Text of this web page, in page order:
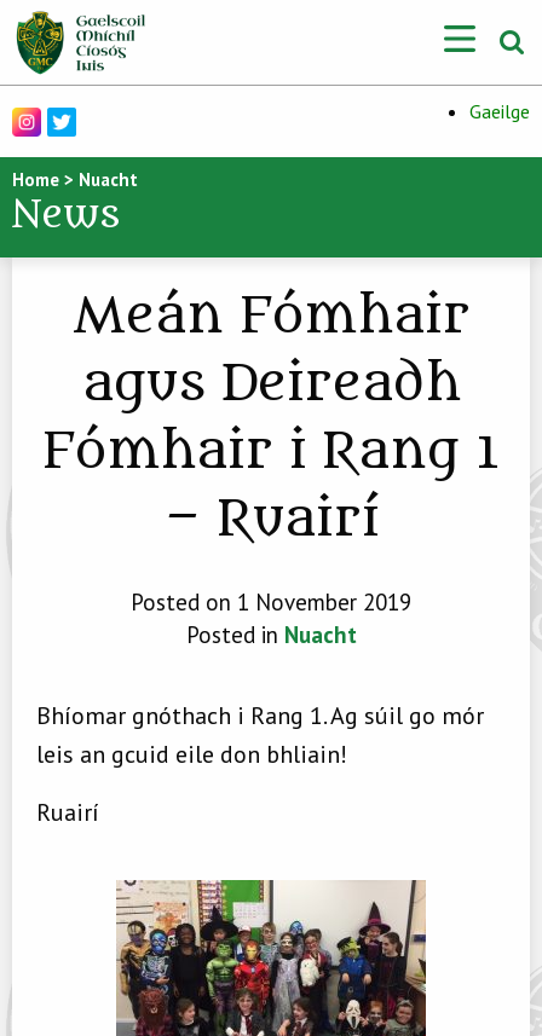
Gaeilge
Home > Nuacht
News
Meán Fómhair
agus Deireadh
Fómhair i Rang 1
– Ruairí
Posted on 1 November 2019
Posted in Nuacht
Bhíomar gnóthach i Rang 1. Ag súil go mór
leis an gcuid eile don bhliain!
Ruairí